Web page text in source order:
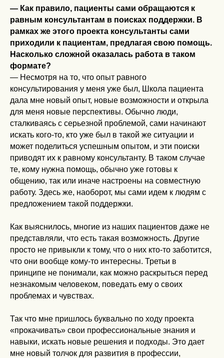
— Как правило, пациенты сами обращаются к
равным консультантам в поисках поддержки. В
рамках же этого проекта консультанты сами
приходили к пациентам, предлагая свою помощь.
Насколько сложной оказалась работа в таком
формате?
— Несмотря на то, что опыт равного
консультирования у меня уже был, Школа пациента
дала мне новый опыт, новые возможности и открыла
для меня новые перспективы. Обычно люди,
сталкиваясь с серьезной проблемой, сами начинают
искать кого-то, кто уже был в такой же ситуации и
может поделиться успешным опытом, и эти поиски
приводят их к равному консультанту. В таком случае
те, кому нужна помощь, обычно уже готовы к
общению, так или иначе настроены на совместную
работу. Здесь же, наоборот, мы сами идем к людям с
предложением такой поддержки.
Как выяснилось, многие из наших пациентов даже не
представляли, что есть такая возможность. Другие
просто не привыкли к тому, что о них кто-то заботится,
что они вообще кому-то интересны. Третьи в
принципе не понимали, как можно раскрыться перед
незнакомым человеком, поведать ему о своих
проблемах и чувствах.
Так что мне пришлось буквально по ходу проекта
«прокачивать» свои профессиональные знания и
навыки, искать новые решения и подходы. Это дает
мне новый толчок для развития в профессии,